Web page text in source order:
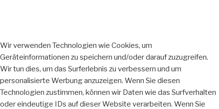
Wir verwenden Technologien wie Cookies, um
Geräteinformationen zu speichern und/oder darauf zuzugreifen.
Wir tun dies, um das Surferlebnis zu verbessern und um
personalisierte Werbung anzuzeigen. Wenn Sie diesen
Technologien zustimmen, können wir Daten wie das Surfverhalten
oder eindeutige IDs auf dieser Website verarbeiten. Wenn Sie